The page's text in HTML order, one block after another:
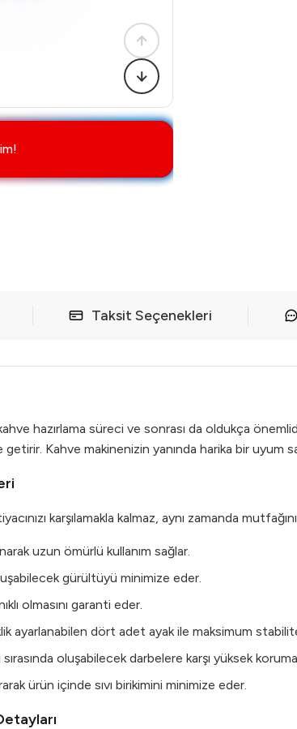
Taksit Seçenekleri
hazırlama süreci ve sonrası da oldukça
Kahve makinenizin yanında harika bir uyum
karşılamakla kalmaz, aynı zamanda
uzun ömürlü kullanım sağlar.
gürültüyü minimize eder.
olmasını garanti eder.
ayarlanabilen dört adet ayak ile maksimum
sırasında oluşabilecek darbelere karşı yüksek
ürün içinde sıvı birikimini minimize eder.